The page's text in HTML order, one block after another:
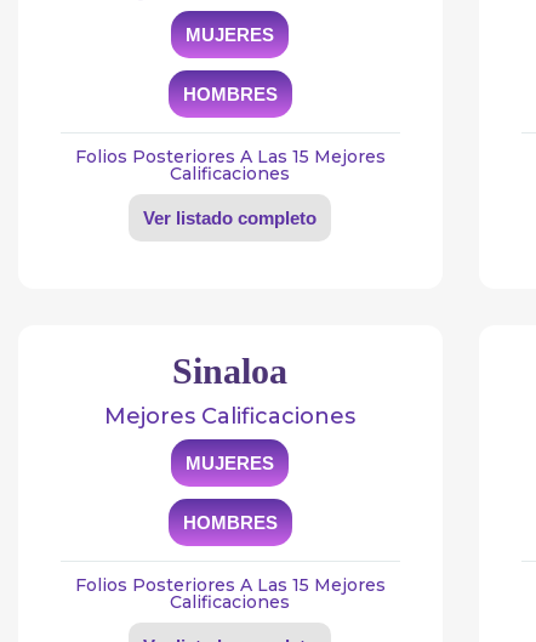
MUJERES
HOMBRES
Folios Posteriores A Las 15 Mejores
Calificaciones
Ver listado completo
Sinaloa
Mejores Calificaciones
MUJERES
HOMBRES
Folios Posteriores A Las 15 Mejores
Calificaciones